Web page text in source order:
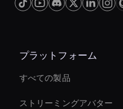
encouraging shares,
プラットフォーム
すべての製品
ストリーミングアバター